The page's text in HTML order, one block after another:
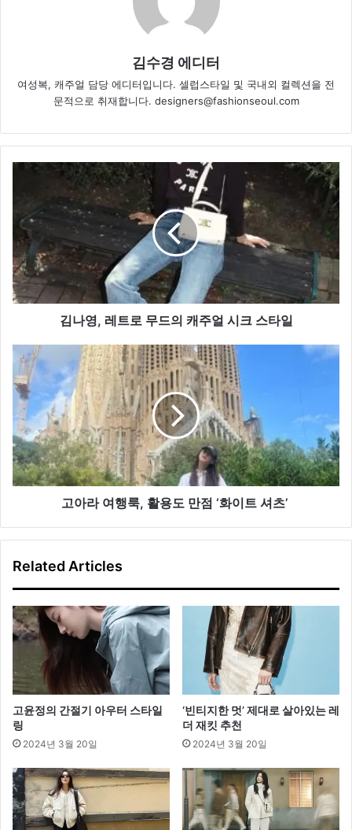
김수경 에디터
여성복, 캐주얼 담당 에디터입니다. 셀럽스타일 및 국내외 컬렉션을 전
문적으로 취재합니다. designers@fashionseoul.com
레
로
무
드
의
얼
크
스
타
일
김나영, 레트로 무드의 캐주얼 시크 스타일
고
라
여
행
룩,
활
용
도
트
고아라 여행룩, 활용도 만점 ‘화이트 셔츠’
Related Articles
고윤정의 간절기 아우터 스타일
링
2024년 3월 20일
‘빈티지한 멋’ 제대로 살아있는 레
더 재킷 추천
2024년 3월 20일